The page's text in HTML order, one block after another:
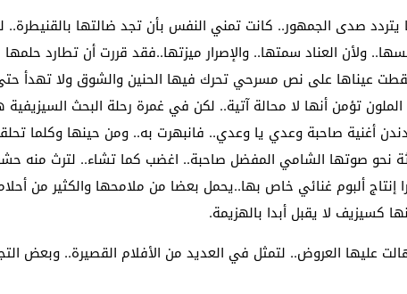
يتردد صدى الجمهور.. كانت تمني النفس بأن تجد ضالتها
ولأن العناد سمتها.. والإصرار ميزتها..فقد قررت أن تطارد
عيناها على نص مسرحي تحرك فيها الحنين والشوق ولا تهدأ
تؤمن أنها لا محالة آتية.. لكن في غمرة رحلة البحث
أغنية صاحبة وعدي يا وعدي.. فانبهرت به.. ومن حينها وكلما
نحو صوتها الشامي المفضل صاحبة.. اغضب كما تشاء.. لترث منه
ألبوم غنائي خاص بها..يحمل بعضا من ملامحها والكثير من
كسيزيف لا يقبل أبدا بالهزيمة.
عليها العروض.. لتمثل في العديد من الأفلام القصيرة.. وبعض